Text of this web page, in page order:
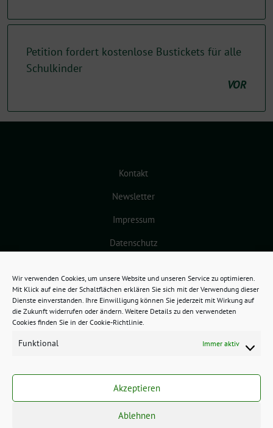
Wir verwenden Cookies, um unsere Website und unseren Service zu optimieren.
Mit Klick auf eine der Schaltflächen erklären Sie sich mit der Verwendung dieser
Dienste einverstanden. Ihre Einwilligung können Sie jederzeit mit Wirkung auf
die Zukunft widerrufen oder ändern. Weitere Details zu den verwendeten
Cookies finden Sie in der Cookie-Richtlinie.
Funktional Immer aktiv
Akzeptieren
Ablehnen
Petition fordert kostenlose Bustickets für alle
Schulkinder
VOR
Kontakt
Newsletter
Impressum
Datenschutz
freie grüne Themesunflower‐ ein